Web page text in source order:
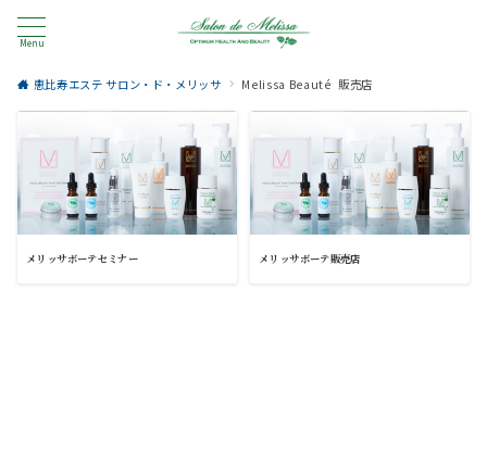
Menu
恵比寿エステ サロン・ド・メリッサ Melissa Beauté 販売店
メリッサボーテセミナー メリッサボーテ販売店